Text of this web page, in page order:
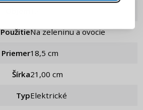
Použitie Na zeleninu a ovocie
Priemer 18,5 cm
Šírka 21,00 cm
Typ Elektrické
PRIHLÁSIŤ SA
Pripomenutie hesla